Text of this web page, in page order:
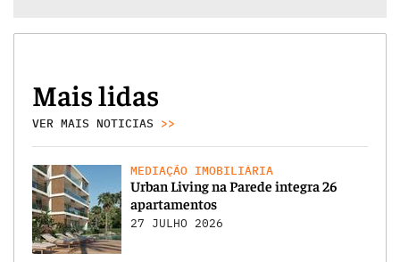
Mais lidas
VER MAIS NOTICIAS >>
MEDIAÇÃO IMOBILIÁRIA
Urban Living na Parede integra 26
apartamentos
27 JULHO 2026